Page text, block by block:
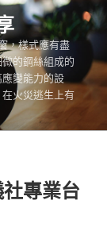
，樣式應有盡
的鋼絲組成的
變能力的設
火災逃生上有
專業台